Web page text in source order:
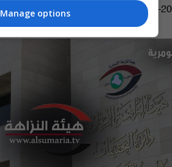
05:05 | 2026-05-20
Manage options